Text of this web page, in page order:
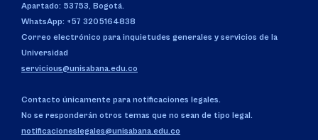
Apartado: 53753, Bogotá.
WhatsApp: +57 3205164838
Correo electrónico para inquietudes generales y servicios de la
Universidad
servicious@unisabana.edu.co
Contacto únicamente para notificaciones legales.
No se responderán otros temas que no sean de tipo legal.
notificacioneslegales@unisabana.edu.co